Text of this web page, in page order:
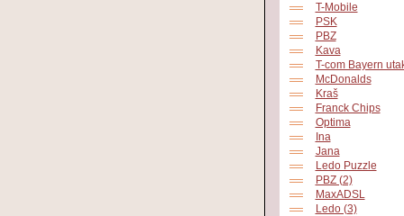
T-Mobile
PSK
PBZ
Kava
T-com Bayern
McDonalds
Kraš
Franck Chips
Optima
Ina
Jana
Ledo Puzzle
PBZ (2)
MaxADSL
Ledo (3)